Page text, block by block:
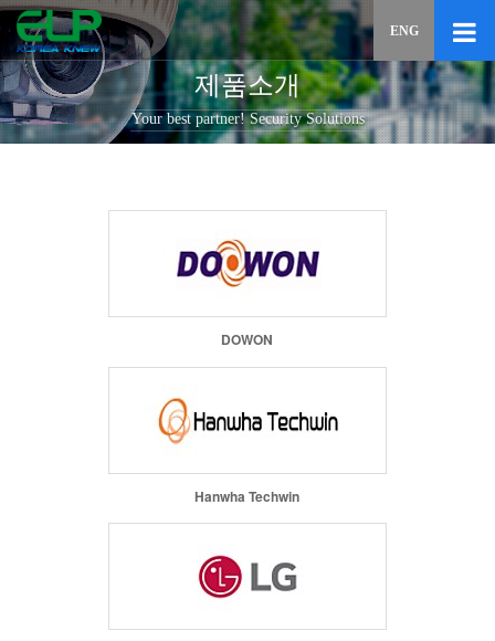
이메
답변
등록
시
답변이
ENG
제품소개
Your best partner! Security Solutions
DOWON
Hanwha Techwin